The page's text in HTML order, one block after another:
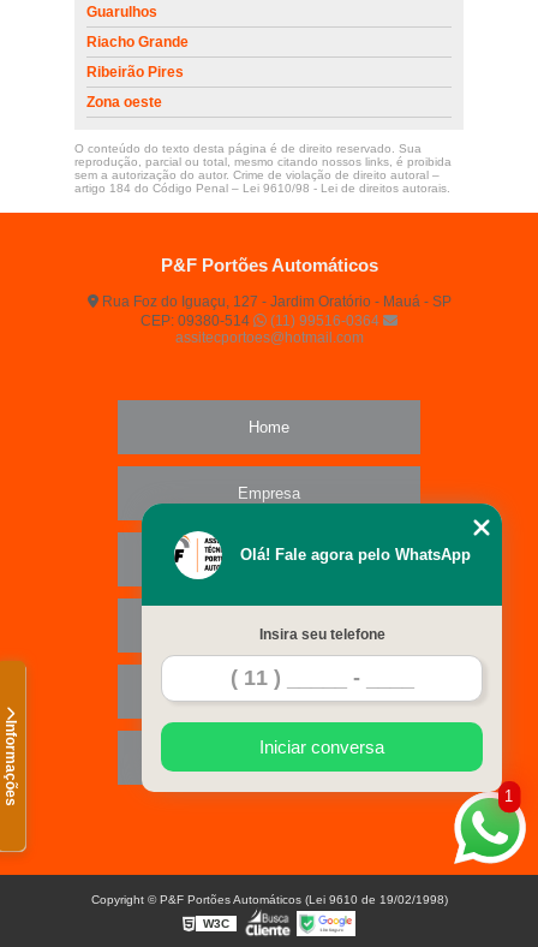
Informações
Guarulhos
Riacho Grande
Ribeirão Pires
Zona oeste
O conteúdo do texto desta página é de direito reservado. Sua
reprodução, parcial ou total, mesmo citando nossos links, é proibida
sem a autorização do autor. Crime de violação de direito autoral –
artigo 184 do Código Penal – Lei 9610/98 - Lei de direitos autorais.
P&F Portões Automáticos
Rua Foz do Iguaçu, 127 - Jardim Oratório - Mauá - SP
CEP: 09380-514
(11) 99516-0364
assitecportoes@hotmail.com
Home
Empresa
Missão
Serviços
Contato
Mapa do site
1
Olá! Fale agora pelo WhatsApp
Insira seu telefone
Iniciar conversa
Copyright © P&F Portões Automáticos (Lei 9610 de 19/02/1998)
W3C